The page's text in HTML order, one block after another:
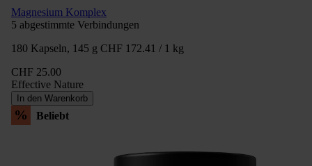
Magnesium Komplex
5 abgestimmte Verbindungen
180 Kapseln, 145 g CHF 172.41 / 1 kg
CHF 25.00
Effective Nature
In den Warenkorb
% Beliebt